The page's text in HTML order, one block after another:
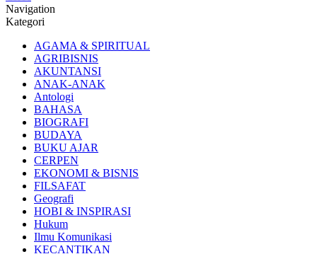
Navigation
Kategori
AGAMA & SPIRITUAL
AGRIBISNIS
AKUNTANSI
ANAK-ANAK
Antologi
BAHASA
BIOGRAFI
BUDAYA
BUKU AJAR
CERPEN
EKONOMI & BISNIS
FILSAFAT
Geografi
HOBI & INSPIRASI
Hukum
Ilmu Komunikasi
KECANTIKAN